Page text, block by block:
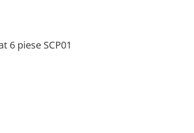
6 piese SCP01